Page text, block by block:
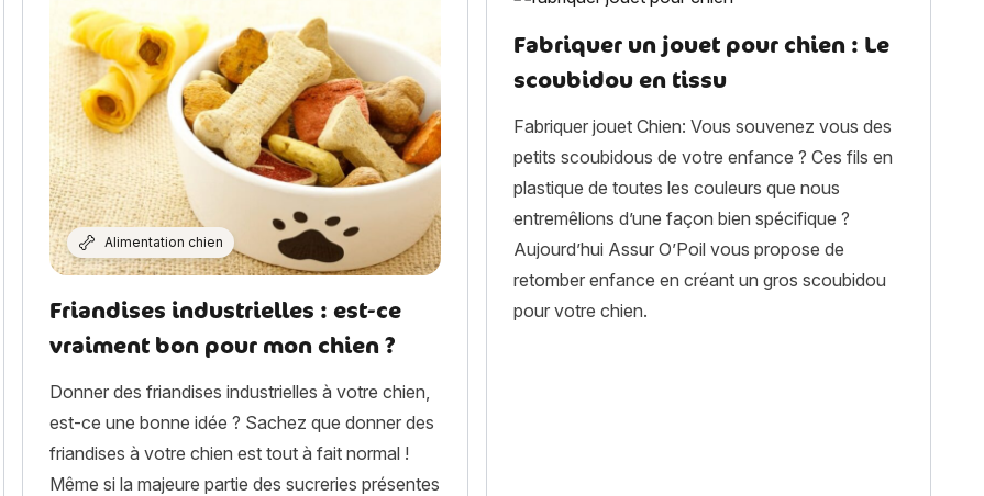
Alimentation chien
Friandises industrielles : est-ce
vraiment bon pour mon chien ?
Donner des friandises industrielles à votre chien,
est-ce une bonne idée ? Sachez que donner des
friandises à votre chien est tout à fait normal !
Même si la majeure partie des sucreries présentes
Fabriquer un jouet pour chien : Le
scoubidou en tissu
Fabriquer jouet Chien: Vous souvenez vous des
petits scoubidous de votre enfance ? Ces fils en
plastique de toutes les couleurs que nous
entremêlions d’une façon bien spécifique ?
Aujourd’hui Assur O’Poil vous propose de
retomber enfance en créant un gros scoubidou
pour votre chien.